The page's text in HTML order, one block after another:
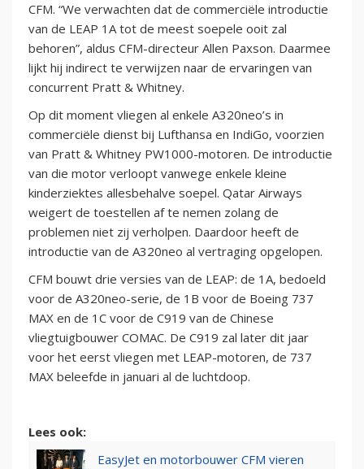
CFM. “We verwachten dat de commerciële introductie
van de LEAP 1A tot de meest soepele ooit zal
behoren”, aldus CFM-directeur Allen Paxson. Daarmee
lijkt hij indirect te verwijzen naar de ervaringen van
concurrent Pratt & Whitney.
Op dit moment vliegen al enkele A320neo’s in
commerciële dienst bij Lufthansa en IndiGo, voorzien
van Pratt & Whitney PW1000-motoren. De introductie
van die motor verloopt vanwege enkele kleine
kinderziektes allesbehalve soepel. Qatar Airways
weigert de toestellen af te nemen zolang de
problemen niet zij verholpen. Daardoor heeft de
introductie van de A320neo al vertraging opgelopen.
CFM bouwt drie versies van de LEAP: de 1A, bedoeld
voor de A320neo-serie, de 1B voor de Boeing 737
MAX en de 1C voor de C919 van de Chinese
vliegtuigbouwer COMAC. De C919 zal later dit jaar
voor het eerst vliegen met LEAP-motoren, de 737
MAX beleefde in januari al de luchtdoop.
Lees ook:
EasyJet en motorbouwer CFM vieren